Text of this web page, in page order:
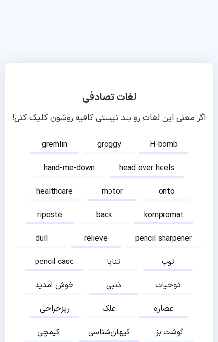
لغات تصادفی
اگر معنی این لغات رو بلد نیستی کافیه روشون کلیک کنی!
gremlin groggy
H-bomb
hand-me-down
head over heels
healthcare
motor
onto
riposte
back
kompromat
dull
relieve
pencil sharpener
pencil case
ثنایا
ثوب
خوش آمدید
ذنبی
ذوحیات
ریزجراحی
علک
عصاره
کیمچی
کیهان‌شناسی
گوشت بز